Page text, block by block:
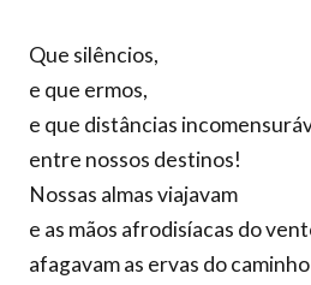
Que silêncios,
e que ermos,
e que distâncias
entre nossos destinos!
Nossas almas viajavam
e as mãos afrodisíacas do
afagavam as ervas do caminho